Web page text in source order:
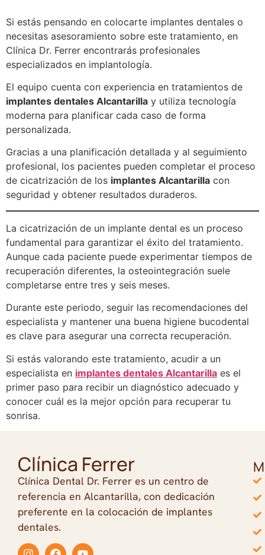
Si estás pensando en colocarte implantes dentales o
necesitas asesoramiento sobre este tratamiento, en
Clínica Dr. Ferrer encontrarás profesionales
especializados en implantología.
El equipo cuenta con experiencia en tratamientos de
implantes dentales Alcantarilla y utiliza tecnología
moderna para planificar cada caso de forma
personalizada.
Gracias a una planificación detallada y al seguimiento
profesional, los pacientes pueden completar el proceso
de cicatrización de los implantes Alcantarilla con
seguridad y obtener resultados duraderos.
La cicatrización de un implante dental es un proceso
fundamental para garantizar el éxito del tratamiento.
Aunque cada paciente puede experimentar tiempos de
recuperación diferentes, la osteointegración suele
completarse entre tres y seis meses.
Durante este periodo, seguir las recomendaciones del
especialista y mantener una buena higiene bucodental
es clave para asegurar una correcta recuperación.
Si estás valorando este tratamiento, acudir a un
especialista en implantes dentales Alcantarilla es el
primer paso para recibir un diagnóstico adecuado y
conocer cuál es la mejor opción para recuperar tu
sonrisa.
Clínica Ferrer
Clínica Dental Dr. Ferrer es un centro de
referencia en Alcantarilla, con dedicación
preferente en la colocación de implantes
dentales.